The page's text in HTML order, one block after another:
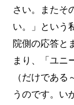
さい。またそ
い。」という
院側の応答と
まり、「ユニ
（だけであ
うのです。い